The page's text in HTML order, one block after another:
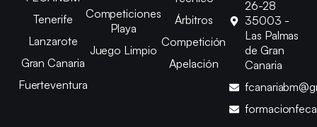
Tenerife
Lanzarote
Gran Canaria
Fuerteventura
Competiciones
Playa
Juego Limpio
Árbitros
Competición
Apelación
26-28
35003 -
Las Palmas
de Gran
Canaria